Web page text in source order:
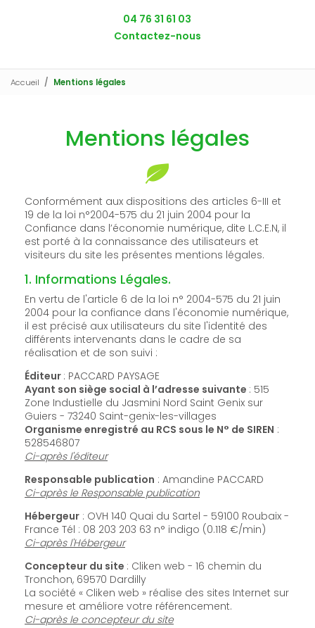
04 76 31 61 03
Contactez-nous
Accueil Mentions légales
Mentions légales
Conformément aux dispositions des articles 6-III et
19 de la loi n°2004-575 du 21 juin 2004 pour la
Confiance dans l’économie numérique, dite L.C.E.N, il
est porté à la connaissance des utilisateurs et
visiteurs du site les présentes mentions légales.
1. Informations Légales.
En vertu de l'article 6 de la loi n° 2004-575 du 21 juin
2004 pour la confiance dans l'économie numérique,
il est précisé aux utilisateurs du site l'identité des
différents intervenants dans le cadre de sa
réalisation et de son suivi :
Éditeur : PACCARD PAYSAGE
Ayant son siège social à l’adresse suivante : 515
Zone Industielle du Jasmini Nord Saint Genix sur
Guiers - 73240 Saint-genix-les-villages
Organisme enregistré au RCS sous le N° de SIREN :
528546807
Ci-après l'éditeur
Responsable publication : Amandine PACCARD
Ci-après le Responsable publication
Hébergeur : OVH 140 Quai du Sartel - 59100 Roubaix -
France Tél : 08 203 203 63 n° indigo (0.118 €/min)
Ci-après l'Hébergeur
Concepteur du site : Cliken web - 16 chemin du
Tronchon, 69570 Dardilly
La société « Cliken web » réalise des sites Internet sur
mesure et améliore votre référencement.
Ci-après le concepteur du site